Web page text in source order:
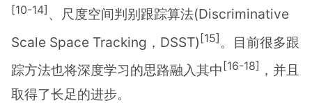
[10-14] 、尺度空间判别跟踪算法(Discriminative
Scale Space Tracking，DSST) [15] 。目前很多跟
踪方法也将深度学习的思路融入其中 [16-18] ，并且
取得了长足的进步。